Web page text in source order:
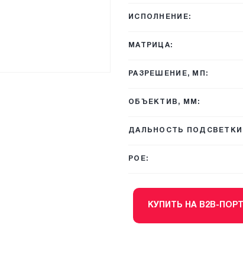
ИСПОЛНЕНИЕ:
МАТРИЦА:
РАЗРЕШЕНИЕ, МП:
ОБЪЕКТИВ, ММ:
ДАЛЬНОСТЬ
POE:
КУПИТЬ НА B2B-